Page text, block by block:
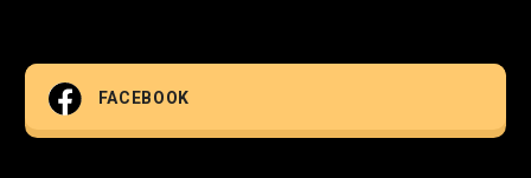
FACEBOOK